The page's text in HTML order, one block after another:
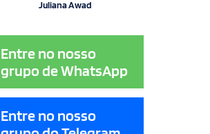
Juliana Awad
Entre no nosso
grupo de WhatsApp
Entre no nosso